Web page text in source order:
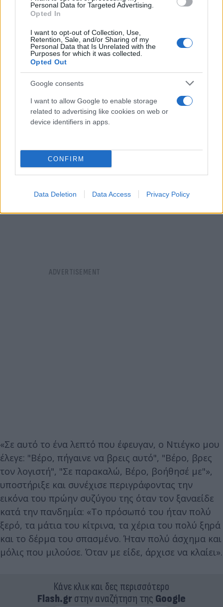
Personal Data for Targeted Advertising.
Opted In
I want to opt-out of Collection, Use,
Retention, Sale, and/or Sharing of my
Personal Data that Is Unrelated with the
Purposes for which it was collected.
Opted Out
Google consents
I want to allow Google to enable storage
related to advertising like cookies on web or
device identifiers in apps.
CONFIRM
Data Deletion Data Access Privacy Policy
φαινόταν πάντα περίεργο που δεν με άφηναν ποτέ
να τον δω μόνη μου. Έπρεπε πάντα να είναι
κάποιος δίπλα. Ήθελαν να ακούνε και να
παρακολουθούν κάθε στιγμή», ανέφερε. Μέσα σε
αυτό το κλίμα επιτήρησης, οι στιγμές
ιδιωτικότητας ήταν σπάνιες. Ο Μαραντόνα,
εκμεταλλευόταν κάθε ευκαιρία για να της μιλήσει
«Σε αυτό το ένα λεπτό που έφευγαν, ο Ντιέγκο μου
έλεγε: "Βέρο, πήγαινε να βρεις αυτό", "Βέρο, βρες
τον λογιστή", "Σε παρακαλώ, Βέρο, βοήθησέ με"»,
υποστήριξε και συνέχισε περιγράφοντας την
εικόνα του πρώην συζύγου της όταν τον ξαναείδε
κατά την πανδημία: «Το πρόσωπό του ήταν πολύ
ξερό, τα μάτια του κίτρινα, τα χέρια του πολύ ξηρά
και το δέρμα του σπασμένο. Ήταν πολύ άσχημα και
μόλις που μιλούσε. Όταν με είδε, άρχισε να κλαίει».
Κάνε κλικ και δες περισσότερο
Flash.grστην αναζήτηση της Google